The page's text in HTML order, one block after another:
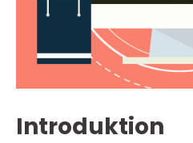
Introduktion